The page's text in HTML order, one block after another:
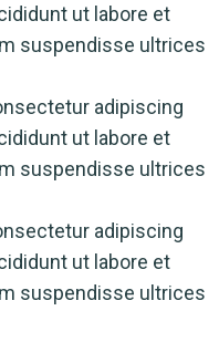
ut labore et
suspendisse ultrices
adipiscing
ut labore et
suspendisse ultrices
adipiscing
ut labore et
suspendisse ultrices